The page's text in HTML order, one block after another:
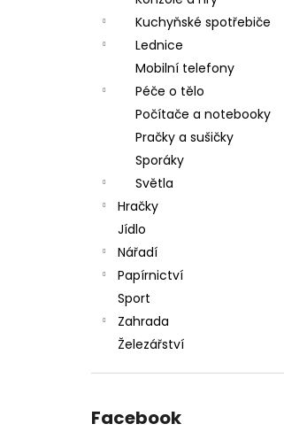
Kuchyňské spotřebiče
Lednice
Mobilní telefony
Péče o tělo
Počítače a notebooky
Pračky a sušičky
Sporáky
Světla
Hračky
Jídlo
Nářadí
Papírnictví
Sport
Zahrada
Železářství
Facebook